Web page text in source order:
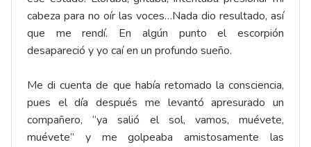
cabeza para no oír las voces…Nada dio resultado, así
que me rendí. En algún punto el escorpión
desapareció y yo caí en un profundo sueño.
Me di cuenta de que había retomado la consciencia,
pues el día después me levantó apresurado un
compañero, “ya salió el sol, vamos, muévete,
muévete” y me golpeaba amistosamente las